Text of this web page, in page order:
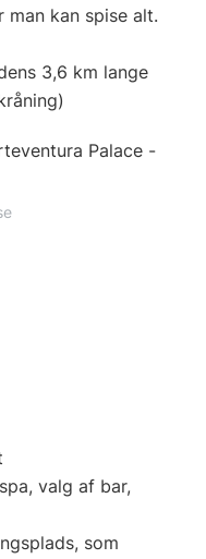
man kan spise alt.
3,6 km lange
valg af bar,
som